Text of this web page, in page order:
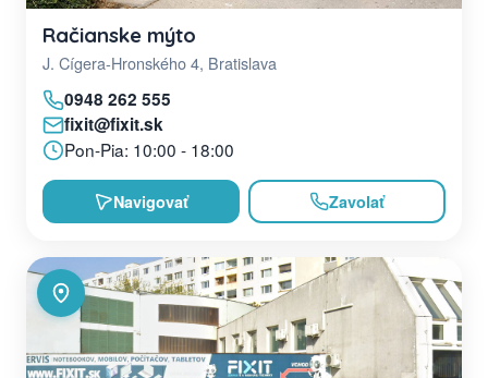
Račianske mýto
J. Cígera-Hronského 4, Bratislava
0948 262 555
fixit@fixit.sk
Pon-Pia: 10:00 - 18:00
Navigovať Zavolať